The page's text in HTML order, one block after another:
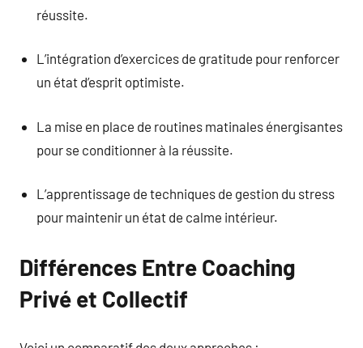
réussite.
L’intégration d’exercices de gratitude pour renforcer
un état d’esprit optimiste.
La mise en place de routines matinales énergisantes
pour se conditionner à la réussite.
L’apprentissage de techniques de gestion du stress
pour maintenir un état de calme intérieur.
Différences Entre Coaching
Privé et Collectif